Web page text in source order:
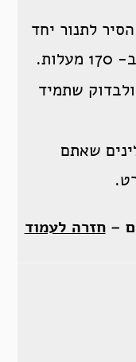
לתנור יחד
שתמיד
שאתם
–חזרה לעמוד